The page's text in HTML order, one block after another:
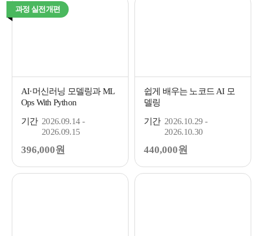
과정 실전개편
AI·머신러닝 모델링과 ML
Ops With Python
기간 2026.09.14 -
2026.09.15
396,000원
쉽게 배우는 노코드 AI 모
델링
기간 2026.10.29 -
2026.10.30
440,000원